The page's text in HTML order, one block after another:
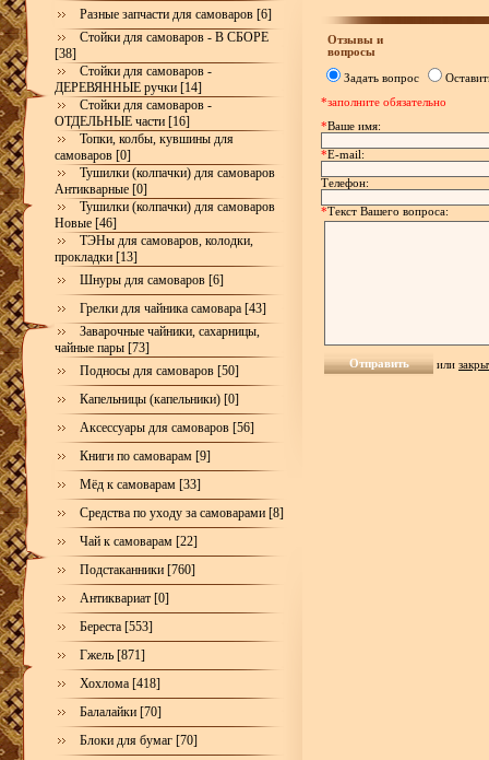
Разные запчасти для самоваров [6]
Стойки для самоваров - В СБОРЕ
[38]
Стойки для самоваров -
ДЕРЕВЯННЫЕ ручки [14]
Стойки для самоваров -
ОТДЕЛЬНЫЕ части [16]
Топки, колбы, кувшины для
самоваров [0]
Тушилки (колпачки) для самоваров
Антикварные [0]
Тушилки (колпачки) для самоваров
Новые [46]
ТЭНы для самоваров, колодки,
прокладки [13]
Шнуры для самоваров [6]
Грелки для чайника самовара [43]
Заварочные чайники, сахарницы,
чайные пары [73]
Подносы для самоваров [50]
Капельницы (капельники) [0]
Аксессуары для самоваров [56]
Книги по самоварам [9]
Мёд к самоварам [33]
Средства по уходу за самоварами [8]
Чай к самоварам [22]
Подстаканники [760]
Антиквариат [0]
Береста [553]
Гжель [871]
Хохлома [418]
Балалайки [70]
Блоки для бумаг [70]
Отзывы и
вопросы
Задать вопрос
*заполните обязательно
*Ваше имя:
*E-mail:
Телефон:
*Текст Вашего вопроса:
или